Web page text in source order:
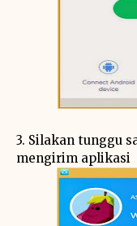
3. Silakan tunggu
mengirim aplikasi